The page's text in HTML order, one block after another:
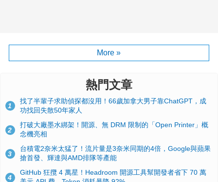
More »
熱門文章
1
找了半輩子求助偵探都沒用！66歲加拿大男子靠ChatGPT，成
功找回失散50年家人
2
打破大廠墨水綁架！開源、無 DRM 限制的「Open Printer」概
念機亮相
3
台積電2奈米太猛了！流片量是3奈米同期的4倍，Google與蘋果
搶首發、輝達與AMD排隊等產能
4
GitHub 狂攬 4 萬星！Headroom 開源工具幫開發者省下 70 萬